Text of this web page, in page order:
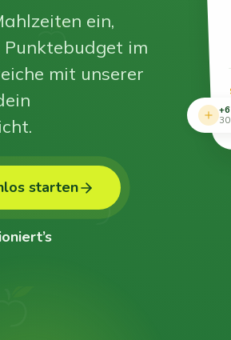
ein,
im
mit unserer
starten